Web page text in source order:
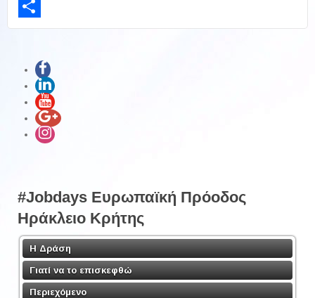
LinkedIn
Share
#Jobdays Ευρωπαϊκή Πρόοδος
Ηράκλειο Κρήτης
Η Δράση
Γιατί να το επισκεφθώ
Περιεχόμενο